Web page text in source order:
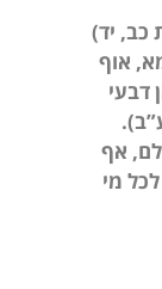
כב, יד)
אוף
דבעי
אף
מי